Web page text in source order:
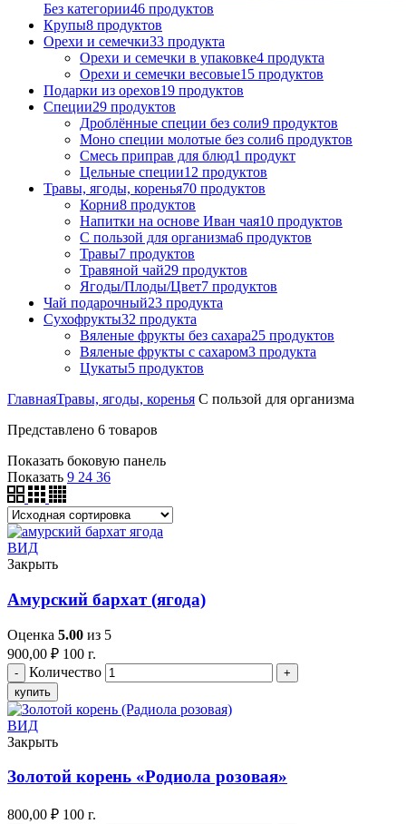
Без категории46 продуктов
Крупы8 продуктов
Орехи и семечки33 продукта
Орехи и семечки в упаковке4 продукта
Орехи и семечки весовые15 продуктов
Подарки из орехов19 продуктов
Специи29 продуктов
Дроблённые специи без соли9 продуктов
Моно специи молотые без соли6 продуктов
Смесь приправ для блюд1 продукт
Цельные специи12 продуктов
Травы, ягоды, коренья70 продуктов
Корни8 продуктов
Напитки на основе Иван чая10 продуктов
С пользой для организма6 продуктов
Травы7 продуктов
Травяной чай29 продуктов
Ягоды/Плоды/Цвет7 продуктов
Чай подарочный23 продукта
Сухофрукты32 продукта
Вяленые фрукты без сахара25 продуктов
Вяленые фрукты с сахаром3 продукта
Цукаты5 продуктов
ГлавнаяТравы, ягоды, коренья С пользой для организма
Представлено 6 товаров
Показать боковую панель
Показать 9 24 36
ВИД
Закрыть
Амурский бархат (ягода)
Оценка 5.00 из 5
900,00 ₽ 100 г.
Количество
купить
ВИД
Закрыть
Золотой корень «Родиола розовая»
800,00 ₽ 100 г.